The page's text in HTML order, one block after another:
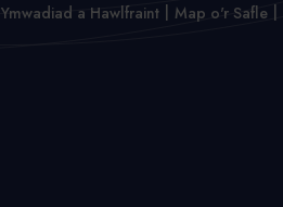
Ymwadiad a Hawlfraint Map o'r Safle